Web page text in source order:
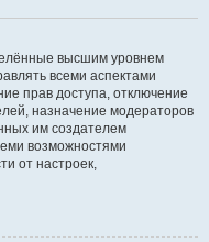
высшим уровнем
всеми аспектами
прав доступа, отключение
назначение модераторов
им создателем
возможностями
от настроек,